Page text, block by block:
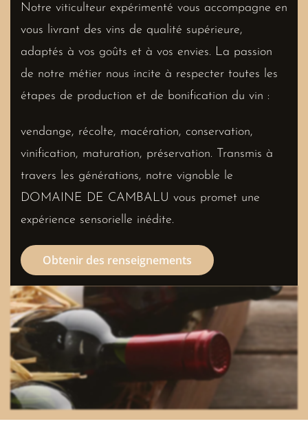
Notre viticulteur expérimenté vous accompagne en
vous livrant des vins de qualité supérieure,
adaptés à vos goûts et à vos envies. La passion
de notre métier nous incite à respecter toutes les
étapes de production et de bonification du vin :
vendange, récolte, macération, conservation,
vinification, maturation, préservation. Transmis à
travers les générations, notre vignoble le
DOMAINE DE CAMBALU vous promet une
expérience sensorielle inédite.
Obtenir des renseignements